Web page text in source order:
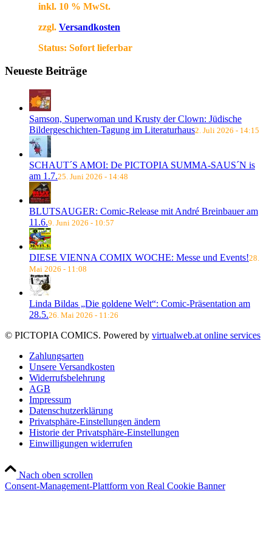
inkl. 10 % MwSt.
zzgl. Versandkosten
Status: Sofort lieferbar
Neueste Beiträge
Samson, Superwoman und Krusty der Clown: Jüdische
Bildergeschichten-Tagung im Literaturhaus2. Juli 2026 - 14:15
SCHAUT´S AMOI: De PICTOPIA SUMMA-SAUS´N is
am 1.7.25. Juni 2026 - 14:48
BLUTSAUGER: Comic-Release mit André Breinbauer am
11.6.9. Juni 2026 - 10:57
DIESE VIENNA COMIX WOCHE: Messe und Events!28.
Mai 2026 - 11:08
Linda Bildas „Die goldene Welt“: Comic-Präsentation am
28.5.26. Mai 2026 - 11:26
© PICTOPIA COMICS. Powered by virtualweb.at online services
Zahlungsarten
Unsere Versandkosten
Widerrufsbelehrung
AGB
Impressum
Datenschutzerklärung
Privatsphäre-Einstellungen ändern
Historie der Privatsphäre-Einstellungen
Einwilligungen widerrufen
Nach oben scrollen
Consent-Management-Plattform von Real Cookie Banner